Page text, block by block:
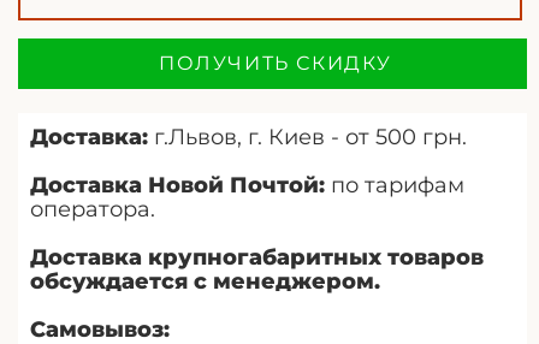
ПОЛУЧИТЬ СКИДКУ
Доставка: г.Львов, г. Киев - от 500 грн.
Доставка Новой Почтой: по тарифам
оператора.
Доставка крупногабаритных товаров
обсуждается с менеджером.
Самовывоз: